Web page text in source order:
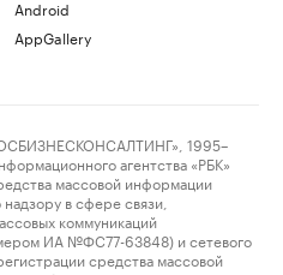
Android
AppGallery
1995–
агентства «РБК»
массовой информации
в сфере связи,
коммуникаций
ИА №ФС77-63848) и сетевого
средства массовой